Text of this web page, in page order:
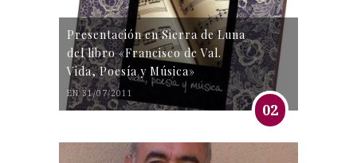
Presentación en Sierra de Luna
del libro «Francisco de Val.
Vida, Poesía y Música»
EN 31/07/2011
02